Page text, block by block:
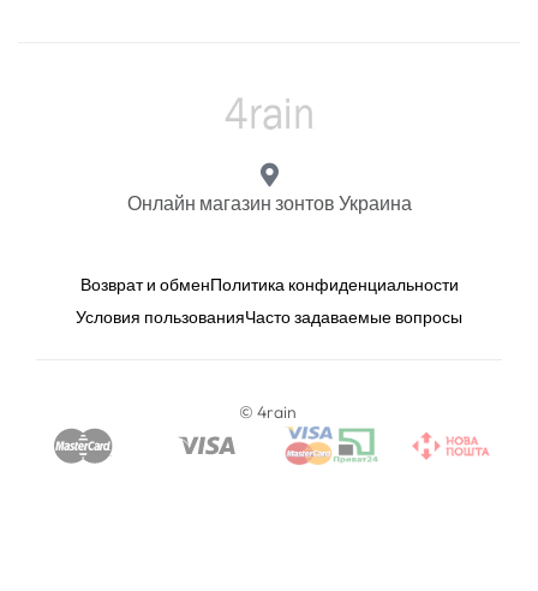
Онлайн магазин зонтов Украина
Возврат и обменПолитика конфиденциальности
Условия пользованияЧасто задаваемые вопросы
© 4rain